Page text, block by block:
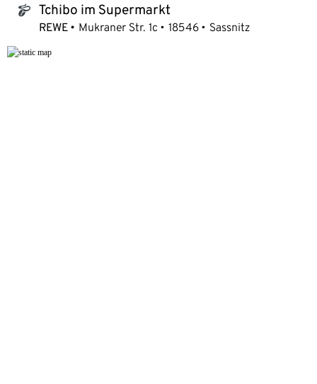
tchibo_logo Tchibo im Supermarkt
REWE Mukraner Str. 1c 18546 Sassnitz